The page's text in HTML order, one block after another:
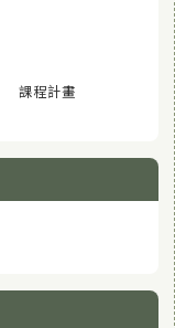
課程計畫(另開視窗)